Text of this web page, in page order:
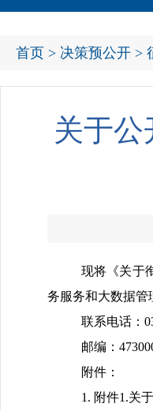
首页 > 决策预公开 >
关于
现将《关于
务服务和大数据管
联系电话：
邮编：
附件：
1. 附件1.关